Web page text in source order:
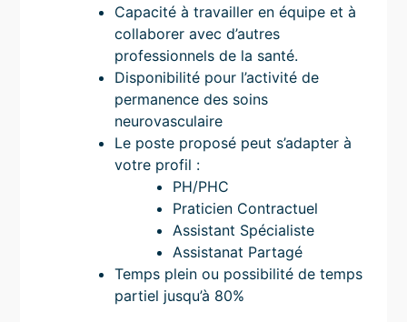
Capacité à travailler en équipe et à
collaborer avec d’autres
professionnels de la santé.
Disponibilité pour l’activité de
permanence des soins
neurovasculaire
Le poste proposé peut s’adapter à
votre profil :
PH/PHC
Praticien Contractuel
Assistant Spécialiste
Assistanat Partagé
Temps plein ou possibilité de temps
partiel jusqu’à 80%